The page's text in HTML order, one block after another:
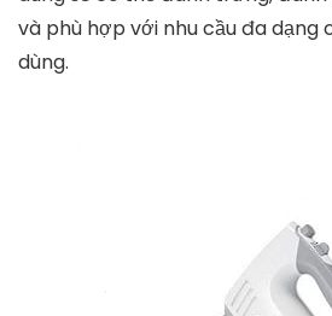
năng chống cháy. Bên cạnh đó,
nên được cảm giác thoải mái khi
này lại có công suất 450W, chia
đánh từ thấp đến cao khác nhau.
dùng sẽ có thể đánh trứng, đánh